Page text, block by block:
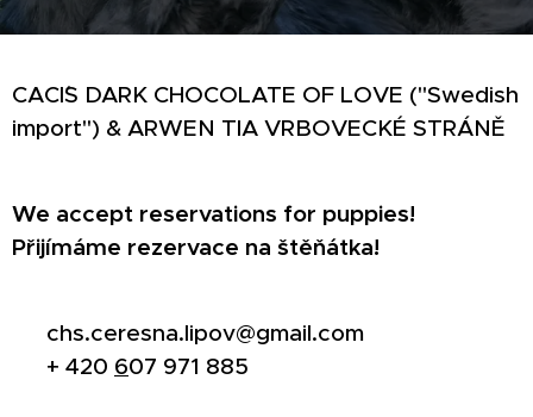
CACI´S DARK CHOCOLATE OF LOVE ("Swedish
import") & ARWEN TIA VRBOVECKÉ STRÁNĚ
We accept reservations for puppies!
Přijímáme rezervace na štěňátka!
📞 chs.ceresna.lipov@gmail.com
📞 + 420 607 971 885